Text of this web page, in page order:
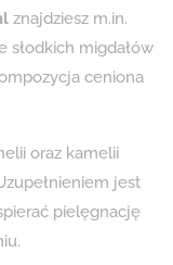
znajdziesz m.in.
słodkich migdałów
ceniona
oraz kamelii
jest
pielęgnację